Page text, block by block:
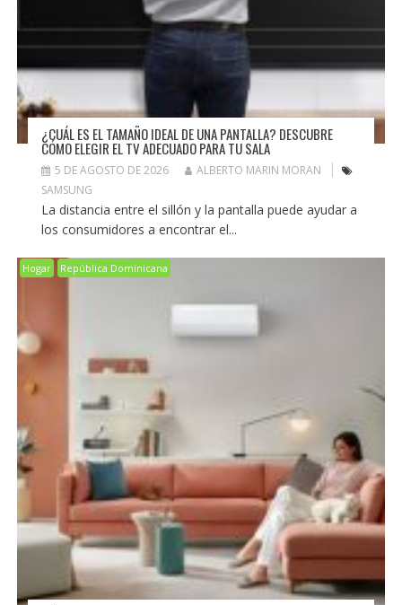
¿CUÁL ES EL TAMAÑO IDEAL DE UNA PANTALLA? DESCUBRE
CÓMO ELEGIR EL TV ADECUADO PARA TU SALA
5 DE AGOSTO DE 2026
ALBERTO MARIN MORAN
SAMSUNG
La distancia entre el sillón y la pantalla puede ayudar a
los consumidores a encontrar el...
Hogar República Dominicana